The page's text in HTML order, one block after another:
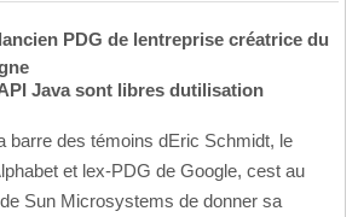
PDG de lentreprise créatrice du
Java sont libres dutilisation
barre des témoins dEric Schmidt, le
et lex-PDG de Google, cest au
de Sun Microsystems de donner sa